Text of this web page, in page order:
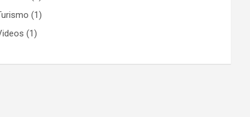
(1)
(1)